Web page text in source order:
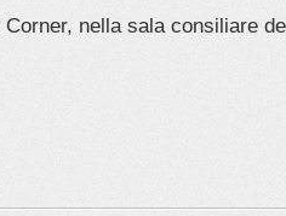
Corner, nella sala consiliare